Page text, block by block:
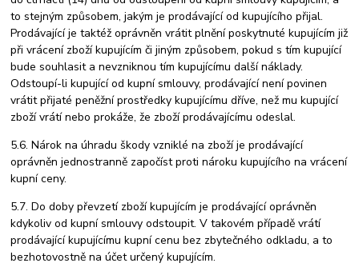
to stejným způsobem, jakým je prodávající od kupujícího přijal.
Prodávající je taktéž oprávněn vrátit plnění poskytnuté kupujícím již
při vrácení zboží kupujícím či jiným způsobem, pokud s tím kupující
bude souhlasit a nevzniknou tím kupujícímu další náklady.
Odstoupí-li kupující od kupní smlouvy, prodávající není povinen
vrátit přijaté peněžní prostředky kupujícímu dříve, než mu kupující
zboží vrátí nebo prokáže, že zboží prodávajícímu odeslal.
5.6. Nárok na úhradu škody vzniklé na zboží je prodávající
oprávněn jednostranně započíst proti nároku kupujícího na vrácení
kupní ceny.
5.7. Do doby převzetí zboží kupujícím je prodávající oprávněn
kdykoliv od kupní smlouvy odstoupit. V takovém případě vrátí
prodávající kupujícímu kupní cenu bez zbytečného odkladu, a to
bezhotovostně na účet určený kupujícím.